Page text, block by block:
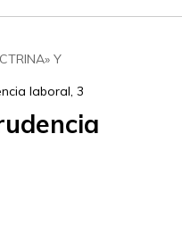
Y
laboral, 3